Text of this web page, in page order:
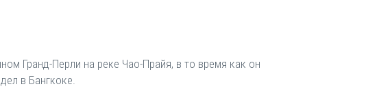
Гранд-Перли на реке Чао-Прайя, в то время как он
в Бангкоке.